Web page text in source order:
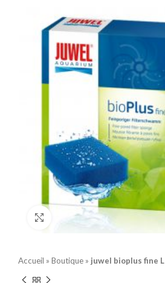
Click to enlarge
Accueil » Boutique » juwel bioplus fine L